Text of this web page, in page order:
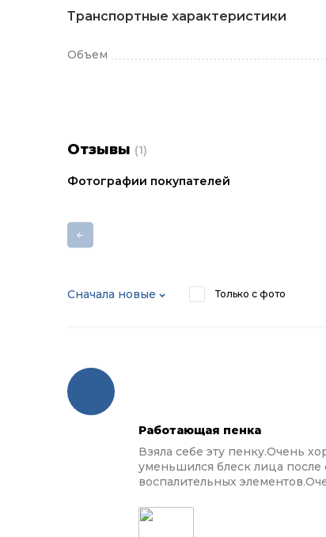
Транспортные характеристики
Объем
Отзывы (1)
Фотографии покупателей
Сначала новые Только с фото
Работающая пенка
Взяла себе эту пенку.Очень
уменьшился блеск лица после
воспалительных